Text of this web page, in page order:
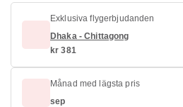
Exklusiva flygerbjudanden
Dhaka - Chittagong
kr 381
Månad med lägsta pris
sep